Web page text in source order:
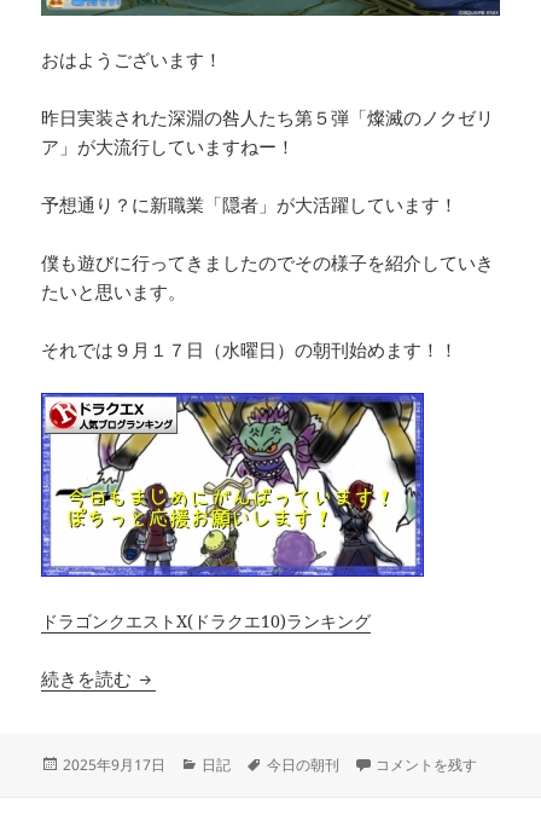
おはようございます！
昨日実装された深淵の咎人たち第５弾「燦滅のノクゼリ
ア」が大流行していますねー！
予想通り？に新職業「隠者」が大活躍しています！
僕も遊びに行ってきましたのでその様子を紹介していき
たいと思います。
それでは９月１７日（水曜日）の朝刊始めます！！
ドラゴンクエストX(ドラクエ10)ランキング
続きを読む ノクゼリア初日を終えて【9月17日朝刊】
投
2025年9月17日
カ
日記
タ
今日の朝刊 ノクゼリア初日を終え
コメントを残す